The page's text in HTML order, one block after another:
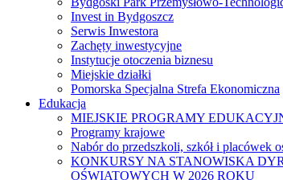
Invest in Bydgoszcz
Serwis Inwestora
Zachęty inwestycyjne
Instytucje otoczenia biznesu
Miejskie działki
Pomorska Specjalna Strefa Ekonomiczna
Edukacja
MIEJSKIE PROGRAMY
Programy krajowe
Nabór do przedszkoli, szkół i placówek
KONKURSY NA STANOWISKA
OŚWIATOWYCH W 2026 ROKU